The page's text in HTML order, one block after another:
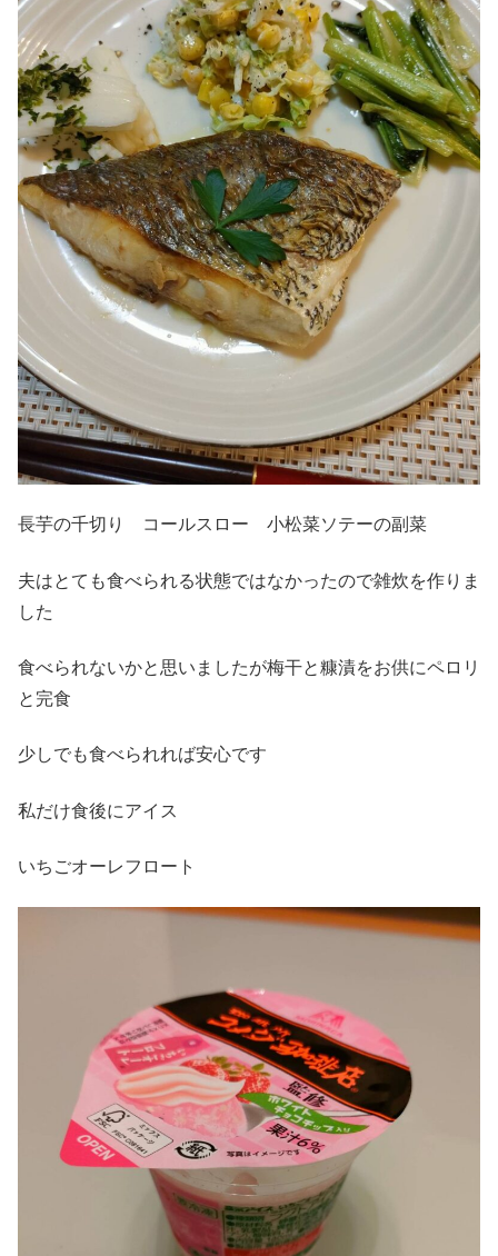
長芋の千切り コールスロー 小松菜ソテーの副菜
夫はとても食べられる状態ではなかったので雑炊を作りま
した
食べられないかと思いましたが梅干と糠漬をお供にペロリ
と完食
少しでも食べられれば安心です
私だけ食後にアイス
いちごオーレフロート